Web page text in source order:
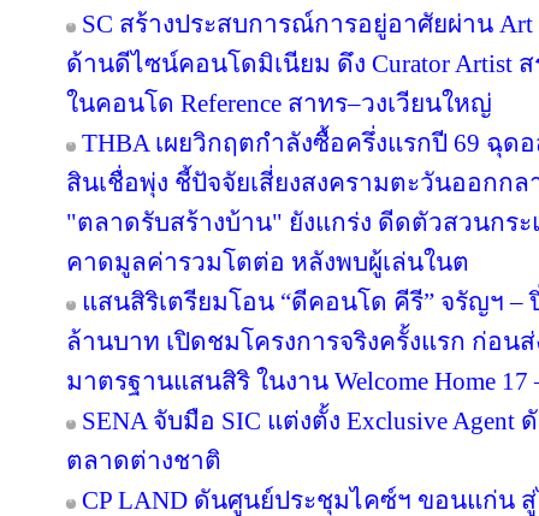
SC สร้างประสบการณ์การอยู่อาศัยผ่าน Art
ด้านดีไซน์คอนโดมิเนียม ดึง Curator Artist
ในคอนโด Reference สาทร–วงเวียนใหญ่
THBA เผยวิกฤตกำลังซื้อครึ่งแรกปี 69 ฉุด
สินเชื่อพุ่ง ชี้ปัจจัยเสี่ยงสงครามตะวันออกก
"ตลาดรับสร้างบ้าน" ยังแกร่ง ดีดตัวสวนกร
คาดมูลค่ารวมโตต่อ หลังพบผู้เล่นในต
แสนสิริเตรียมโอน “ดีคอนโด คีรี” จรัญฯ –
ล้านบาท เปิดชมโครงการจริงครั้งแรก ก่อ
มาตรฐานแสนสิริ ในงาน Welcome Home 17
SENA จับมือ SIC แต่งตั้ง Exclusive Agent
ตลาดต่างชาติ
CP LAND ดันศูนย์ประชุมไคซ์ฯ ขอนแก่น